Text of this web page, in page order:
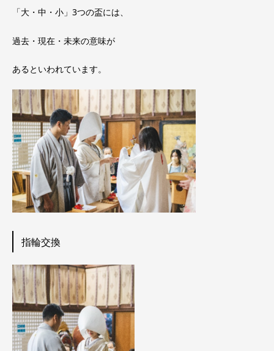
「大・中・小」3つの盃には、
過去・現在・未来の意味が
あるといわれています。
指輪交換